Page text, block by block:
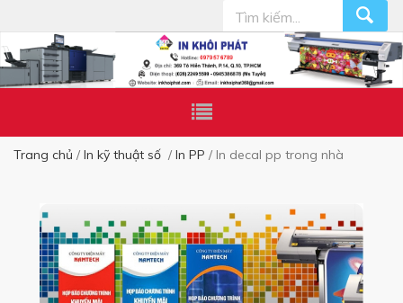
Trang chủ In kỹ thuật số In PP In decal pp trong nhà